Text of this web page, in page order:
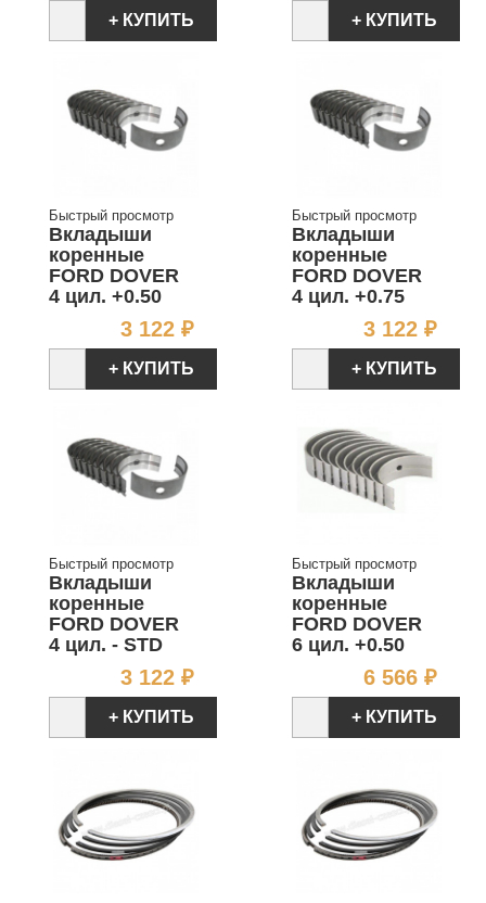
+ КУПИТЬ + КУПИТЬ
Быстрый просмотр
Вкладыши
коренные
FORD DOVER
4 цил. +0.50
3 122 ₽Цена
+ КУПИТЬ
Быстрый просмотр
Вкладыши
коренные
FORD DOVER
4 цил. +0.75
3 122 ₽
+ КУПИТЬ
Быстрый просмотр
Вкладыши
коренные
FORD DOVER
4 цил. - STD
3 122 ₽Цена
+ КУПИТЬ
Быстрый просмотр
Вкладыши
коренные
FORD DOVER
6 цил. +0.50
6 566 ₽
+ КУПИТЬ